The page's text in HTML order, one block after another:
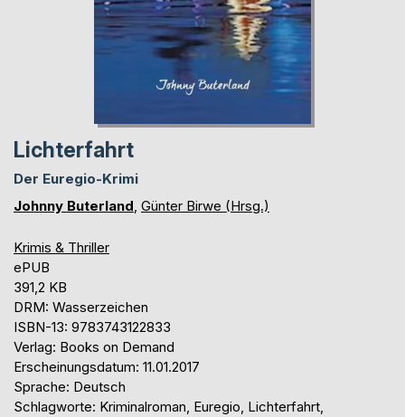
Lichterfahrt
Der Euregio-Krimi
Johnny Buterland, Günter Birwe (Hrsg.)
Krimis & Thriller
ePUB
391,2 KB
DRM: Wasserzeichen
ISBN-13: 9783743122833
Verlag: Books on Demand
Erscheinungsdatum: 11.01.2017
Sprache: Deutsch
Schlagworte: Kriminalroman, Euregio, Lichterfahrt,